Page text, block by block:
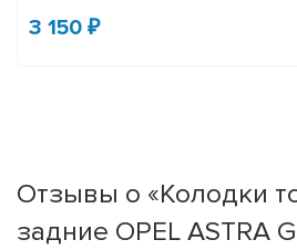
3 150 ₽
Отзывы о «Колодки
задние OPEL ASTRA